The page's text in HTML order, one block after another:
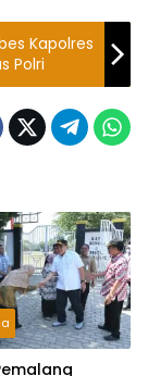
Kapolres
Polri